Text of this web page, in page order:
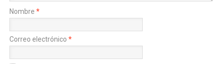
Nombre *
Correo electrónico *